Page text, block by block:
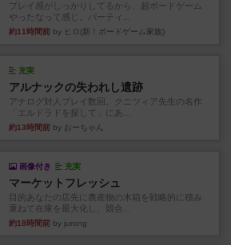
プレイ感がしっかりしてるから、超ボードゲーム
やったなって感じ。パーティ...
約11時間前 by ヒロ(新！ボードゲーム家族)
充実
アルナックの失われし遺跡
アナログ対人プレイ数回。クニツィア先生の名作
「エルドラドを探して」にあ...
約13時間前 by おーちゃん
画像付き 充実
マーケットフレッシュ
目的あなたの店先に農産物の木箱を戦略的に積み
重ねて在庫を最大化し、競合...
約18時間前 by jurong